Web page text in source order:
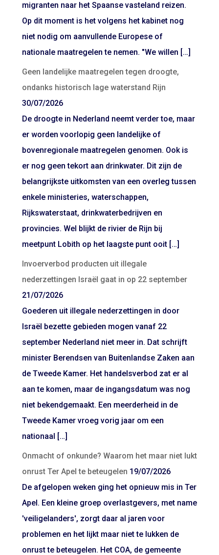
migranten naar het Spaanse vasteland reizen.
Op dit moment is het volgens het kabinet nog
niet nodig om aanvullende Europese of
nationale maatregelen te nemen. "We willen […]
Geen landelijke maatregelen tegen droogte,
ondanks historisch lage waterstand Rijn
30/07/2026
De droogte in Nederland neemt verder toe, maar
er worden voorlopig geen landelijke of
bovenregionale maatregelen genomen. Ook is
er nog geen tekort aan drinkwater. Dit zijn de
belangrijkste uitkomsten van een overleg tussen
enkele ministeries, waterschappen,
Rijkswaterstaat, drinkwaterbedrijven en
provincies. Wel blijkt de rivier de Rijn bij
meetpunt Lobith op het laagste punt ooit […]
Invoerverbod producten uit illegale
nederzettingen Israël gaat in op 22 september
21/07/2026
Goederen uit illegale nederzettingen in door
Israël bezette gebieden mogen vanaf 22
september Nederland niet meer in. Dat schrijft
minister Berendsen van Buitenlandse Zaken aan
de Tweede Kamer. Het handelsverbod zat er al
aan te komen, maar de ingangsdatum was nog
niet bekendgemaakt. Een meerderheid in de
Tweede Kamer vroeg vorig jaar om een
nationaal […]
Onmacht of onkunde? Waarom het maar niet lukt
onrust Ter Apel te beteugelen 19/07/2026
De afgelopen weken ging het opnieuw mis in Ter
Apel. Een kleine groep overlastgevers, met name
'veiligelanders', zorgt daar al jaren voor
problemen en het lijkt maar niet te lukken de
onrust te beteugelen. Het COA, de gemeente